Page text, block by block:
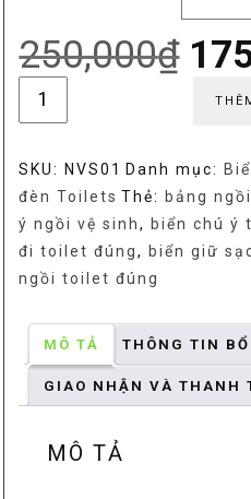
250,000₫ Giá
gốc
là:
Biển
ngồi
vệ
sinh,
bảng
ngồi
đúng
cách
lượng
SKU: NVS01 Danh mục:
đèn Toilets Thẻ: bảng
ý ngồi vệ sinh, biển chú ý
đi toilet đúng, biển giữ
ngồi toilet đúng
MÔ TẢ THÔNG TIN BỔ
GIAO NHẬN VÀ THANH
MÔ TẢ